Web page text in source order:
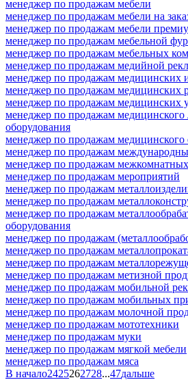
менеджер по продажам мебели
менеджер по продажам мебели на
менеджер по продажам мебели
менеджер по продажам мебельной
менеджер по продажам мебельных
менеджер по продажам медийной
менеджер по продажам медицинских
менеджер по продажам медицинских
менеджер по продажам медицинских
менеджер по продажам медицинского
оборудования
менеджер по продажам медицинского
менеджер по продажам
менеджер по продажам
менеджер по продажам мероприятий
менеджер по продажам
менеджер по продажам
менеджер по продажам
оборудования
менеджер по продажам
менеджер по продажам
менеджер по продажам
менеджер по продажам метизной
менеджер по продажам мобильной
менеджер по продажам мобильных
менеджер по продажам молочной
менеджер по продажам мототехники
менеджер по продажам муки
менеджер по продажам мягкой мебели
менеджер по продажам мяса
В начало2425262728...47дальше